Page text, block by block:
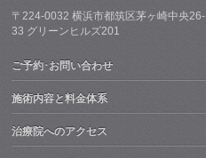
〒224-0032 横浜市都筑区茅ヶ崎中央26-
33 グリーンヒルズ201
ご予約･お問い合わせ
施術内容と料金体系
治療院へのアクセス